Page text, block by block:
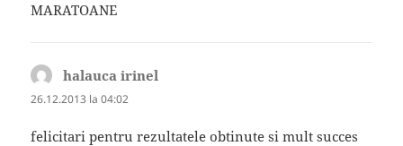
MARATOANE
halauca irinel
26.12.2013 la 04:02
felicitari pentru rezultatele obtinute si mult succes